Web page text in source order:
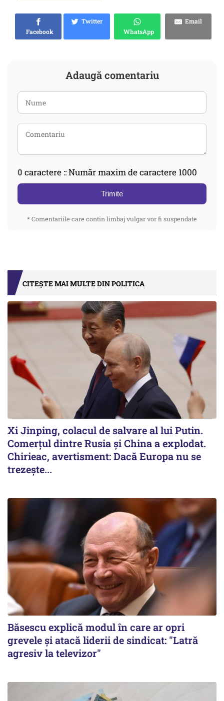
Facebook
Twitter
WhatsApp
Email
Adaugă comentariu
0 caractere :: Număr maxim de caractere 1000
Trimite
* Comentariile care contin limbaj vulgar vor fi suspendate
CITEȘTE MAI MULTE DIN POLITICA
Xi Jinping, colacul de salvare al lui Putin.
Comerțul dintre Rusia și China a explodat.
Chirieac, avertisment: Dacă Europa nu se
trezește...
Băsescu explică modul în care ar opri
grevele și atacă liderii de sindicat: "Latră
agresiv la televizor"